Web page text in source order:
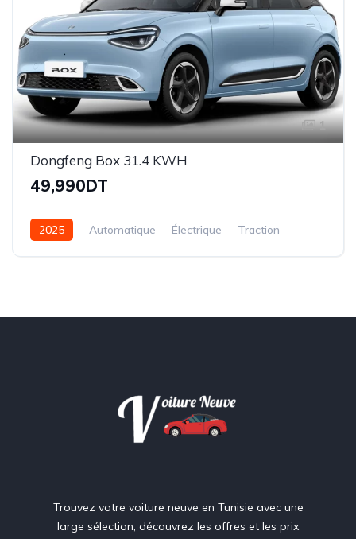
1
Dongfeng Box 31.4 KWH
49,990DT
2025 Automatique Électrique Traction
Trouvez votre voiture neuve en Tunisie avec une
large sélection, découvrez les offres et les prix